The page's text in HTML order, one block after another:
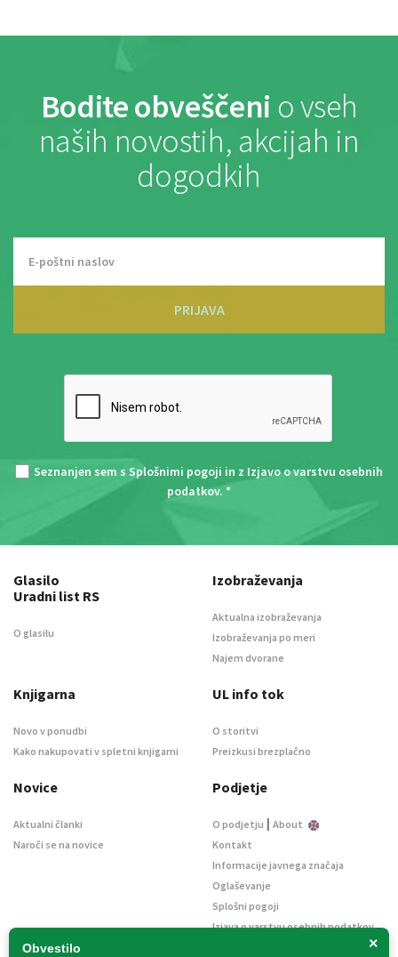
Bodite obveščeni o vseh
naših novostih, akcijah in
dogodkih
PRIJAVA
Seznanjen sem s Splošnimi pogoji in z Izjavo o varstvu osebnih
podatkov. *
×
Obvestilo
Glasilo
Uradni list RS
O glasilu
Izobraževanja
Aktualna izobraževanja
Izobraževanja po meri
Najem dvorane
Knjigarna
Novo v ponudbi
Kako nakupovati v spletni knjigarni
UL info tok
O storitvi
Preizkusi brezplačno
Novice
Aktualni članki
Naroči se na novice
Podjetje
O podjetju | About
Kontakt
Informacije javnega značaja
Oglaševanje
Splošni pogoji
Izjava o varstvu osebnih podatkov